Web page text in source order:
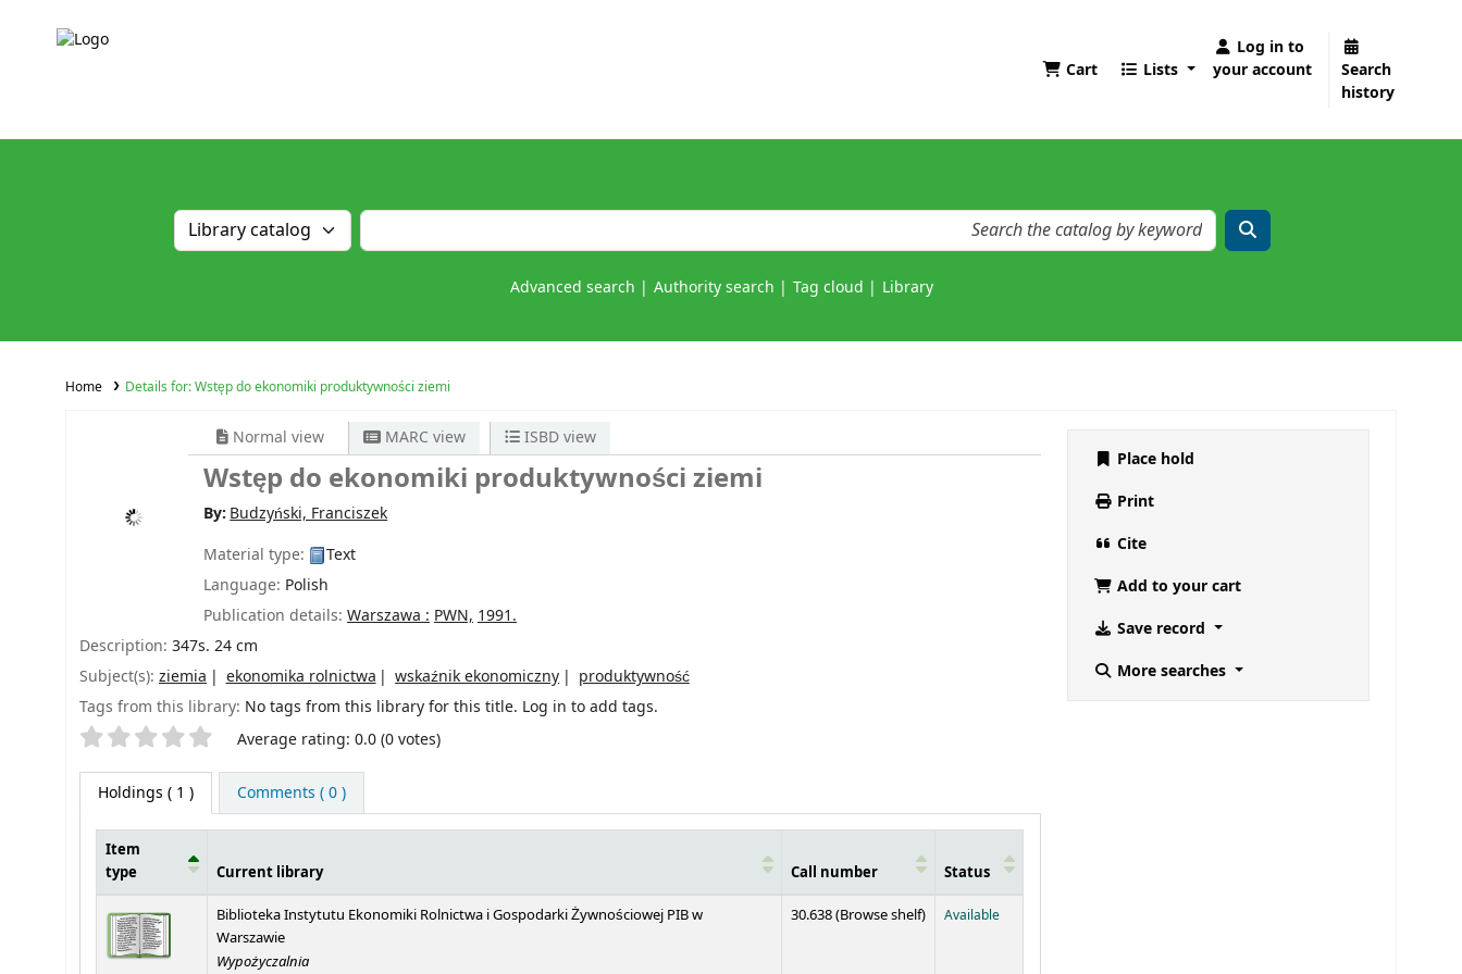
Cart Lists
Log in to
your account
Search
history
Advanced search Authority search Tag cloud Library
Home Details for:Wstęp do ekonomiki produktywności ziemi
Normal view MARC view ISBD view
Wstęp do ekonomiki produktywności ziemi
By:Budzyński, Franciszek
Material type:
Text
Language: Polish
Publication details: Warszawa : PWN, 1991.
Description: 347s. 24 cm
Subject(s): ziemia ekonomika rolnictwa wskaźnik ekonomiczny
produktywność
Tags from this library: No tags from this library for this title. Log in to add tags.
Star ratings Average rating: 0.0 (0 votes)
Holdings ( 1 ) Comments ( 0 )
Item
type
Current library Call number Status
Biblioteka Instytutu Ekonomiki Rolnictwa i Gospodarki Żywnościowej PIB w
Warszawie
Wypożyczalnia
30.638 (Browse shelf(Opens below)
) Available
Place hold
Print
Cite
Add to your cart
Save record
More searches